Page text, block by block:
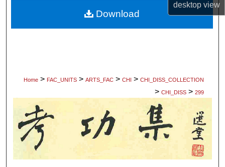
desktopview
About
Home > FAC_UNITS > ARTS_FAC > CHI > CHI_DISS_COLLECTION
> CHI_DISS > 299
Download